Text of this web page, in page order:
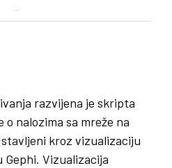
razvijena je skripta
nalozima sa mreže na
kroz vizualizaciju
Vizualizacija